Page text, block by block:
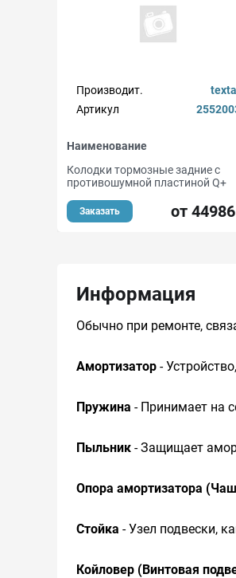
Производит.
Артикул
Наименование
Колодки тормозные задние с
противошумной пластиной Q+
Заказать от
Информация
Обычно при ремонте,
Амортизатор -
Пружина - Принимает на
Пыльник - Защищает
Опора амортизатора
Стойка - Узел подвески,
Койловер (Винтовая